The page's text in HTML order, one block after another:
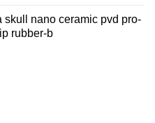
skull nano ceramic pvd pro-
rubber-b